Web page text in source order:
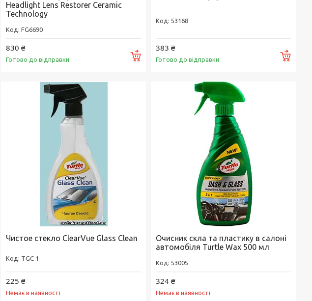
Купити
Headlight Lens Restorer Ceramic
Technology
FG6690
830 ₴
Готово до відправки Купити
53168
383 ₴
Готово до відправки
Чистое стекло ClearVue Glass Clean
TGC 1
225 ₴
Немає в наявності
Очисник скла та пластику в салоні
автомобіля Turtle Wax 500 мл
53005
324 ₴
Немає в наявності